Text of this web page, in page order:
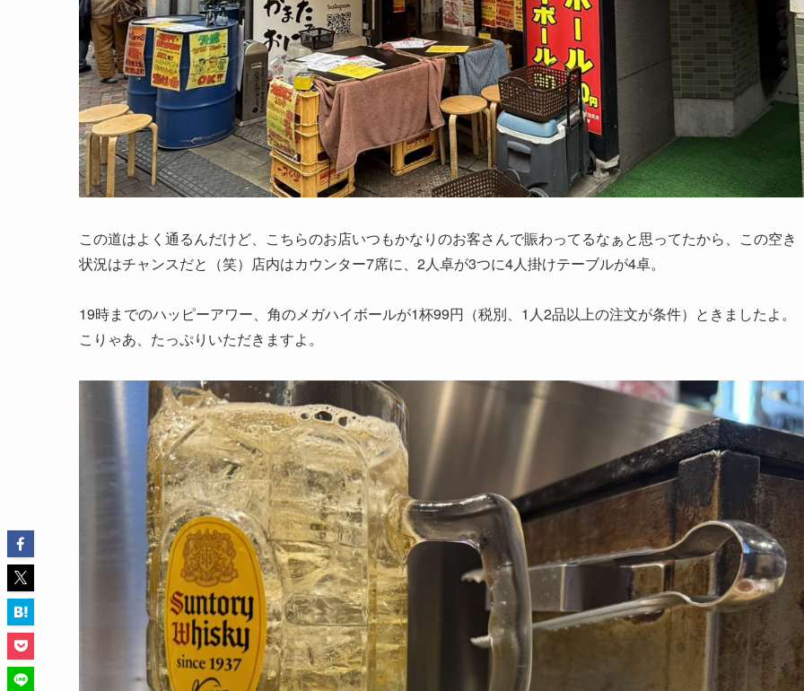
この道はよく通るんだけど、こちらのお店いつもかなりのお客さんで賑わってるなぁと思ってたから、この空き
状況はチャンスだと（笑）店内はカウンター7席に、2人卓が3つに4人掛けテーブルが4卓。
19時までのハッピーアワー、角のメガハイボールが1杯99円（税別、1人2品以上の注文が条件）ときましたよ。
こりゃあ、たっぷりいただきますよ。